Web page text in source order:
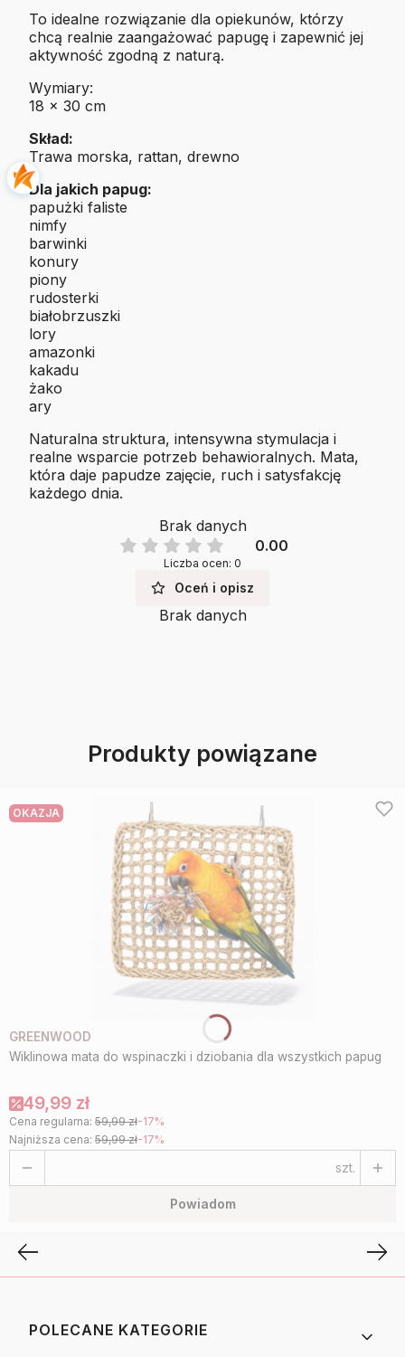
To idealne rozwiązanie dla opiekunów, którzy
chcą realnie zaangażować papugę i zapewnić jej
aktywność zgodną z naturą.
Wymiary:
18 x 30 cm
Skład:
Trawa morska, rattan, drewno
Dla jakich papug:
papużki faliste
nimfy
barwinki
konury
piony
rudosterki
białobrzuszki
lory
amazonki
kakadu
żako
ary
Naturalna struktura, intensywna stymulacja i
realne wsparcie potrzeb behawioralnych. Mata,
która daje papudze zajęcie, ruch i satysfakcję
każdego dnia.
Brak danych
0.00
Liczba ocen: 0
Oceń i opisz
Brak danych
Produkty powiązane
OKAZJA
GREENWOOD
Wiklinowa mata do wspinaczki i dziobania dla wszystkich papug
49,99 zł
Cena regularna: 59,99 zł-17%
Najniższa cena: 59,99 zł-17%
szt.
Powiadom
Linki w stopce
POLECANE KATEGORIE